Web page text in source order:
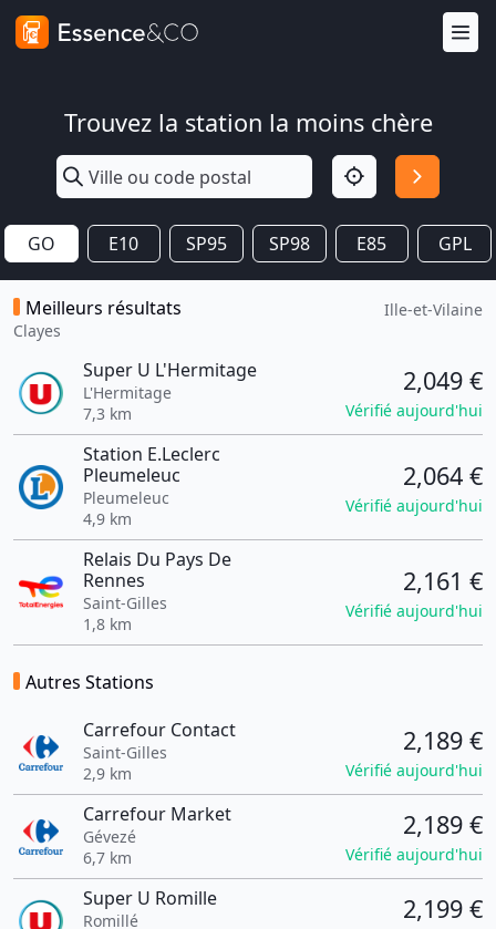
Trouvez la station la moins chère
GO E10 SP95 SP98 E85 GPL
Meilleurs résultats
Clayes
Ille-et-Vilaine
Super U L'Hermitage
L'Hermitage
7,3 km
2,049 €
Vérifié aujourd'hui
Station E.Leclerc
Pleumeleuc
Pleumeleuc
4,9 km
2,064 €
Vérifié aujourd'hui
Relais Du Pays De
Rennes
Saint-Gilles
1,8 km
2,161 €
Vérifié aujourd'hui
Autres Stations
Carrefour Contact
Saint-Gilles
2,9 km
2,189 €
Vérifié aujourd'hui
Carrefour Market
Gévezé
6,7 km
2,189 €
Vérifié aujourd'hui
Super U Romille
Romillé
2,199 €